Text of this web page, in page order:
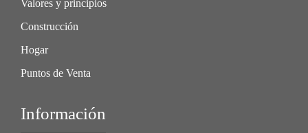
Valores y principios
Construcción
Hogar
Puntos de Venta
Información